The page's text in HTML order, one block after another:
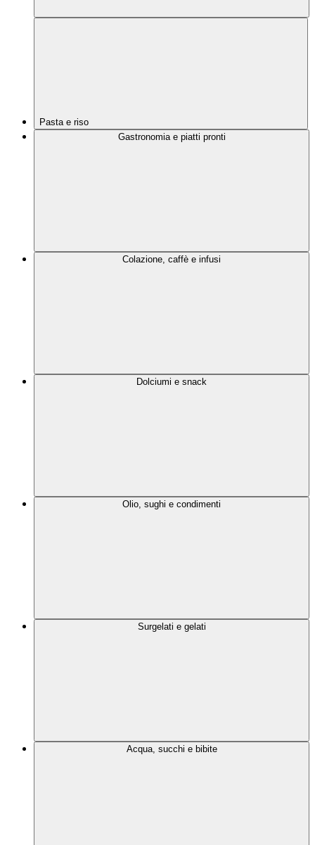
Pasta e riso
Gastronomia e piatti pronti
Colazione, caffè e infusi
Dolciumi e snack
Olio, sughi e condimenti
Surgelati e gelati
Acqua, succhi e bibite